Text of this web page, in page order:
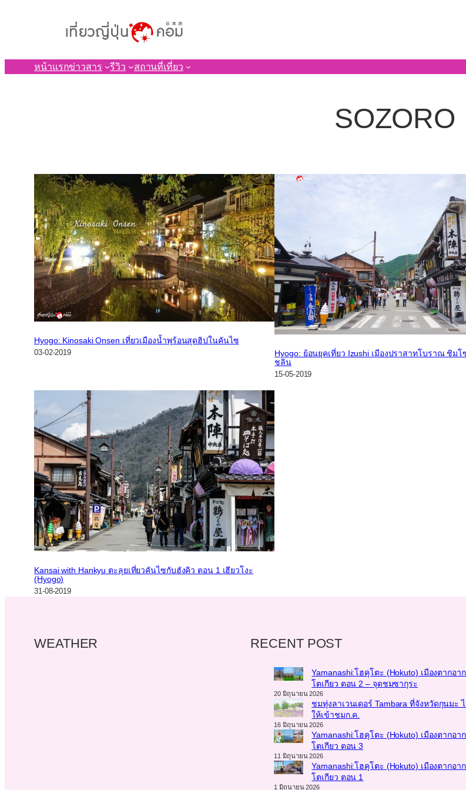
หน้าแรกข่าวสาร รีวิว สถานที่เที่ยว
SOZORO
Hyogo: Kinosaki Onsen เที่ยวเมืองน้ำพุร้อนสุดฮิปในคันไซ
03-02-2019
Hyogo: ย้อนยุคเที่ยว Izushi เมืองปราสาทโบราณ ชิม
ชลิน
15-05-2019
Kansai with Hankyu ตะลุยเที่ยวคันไซกับฮังคิว ตอน 1 เฮียวโงะ
(Hyogo)
31-08-2019
WEATHER RECENT POST
Yamanashi:โฮคุโตะ (Hokuto) เมืองตากอ
โตเกียว ตอน 2 – จุดชมซากุระ
20 มิถุนายน 2026
ชมทุ่งลาเวนเดอร์ Tambara ที่จังหวัดกุนมะ
ให้เข้าชมก.ค.
16 มิถุนายน 2026
Yamanashi:โฮคุโตะ (Hokuto) เมืองตากอ
โตเกียว ตอน 3
11 มิถุนายน 2026
Yamanashi:โฮคุโตะ (Hokuto) เมืองตากอ
โตเกียว ตอน 1
1 มิถุนายน 2026